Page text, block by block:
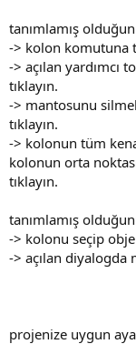
tanımlamış
-> kolon komutuna
-> açılan yardımcı
tıklayın.
-> mantosunu
tıklayın.
-> kolonun tüm
kolonun orta
tıklayın.
tanımlamış
-> kolonu seçip
-> açılan diyalogda
projenize uygun